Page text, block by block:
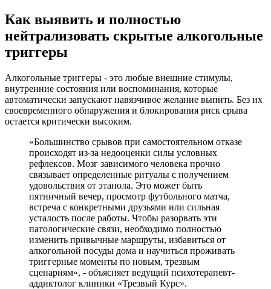
Как выявить и полностью
нейтрализовать скрытые алкогольные
триггеры
Алкогольные триггеры - это любые внешние стимулы,
внутренние состояния или воспоминания, которые
автоматически запускают навязчивое желание выпить. Без их
своевременного обнаружения и блокирования риск срыва
остается критически высоким.
«Большинство срывов при самостоятельном отказе
происходят из-за недооценки силы условных
рефлексов. Мозг зависимого человека прочно
связывает определенные ритуалы с получением
удовольствия от этанола. Это может быть
пятничный вечер, просмотр футбольного матча,
встреча с конкретными друзьями или сильная
усталость после работы. Чтобы разорвать эти
патологические связи, необходимо полностью
изменить привычные маршруты, избавиться от
алкогольной посуды дома и научиться проживать
триггерные моменты по новым, трезвым
сценариям», - объясняет ведущий психотерапевт-
аддиктолог клиники «Трезвый Курс».